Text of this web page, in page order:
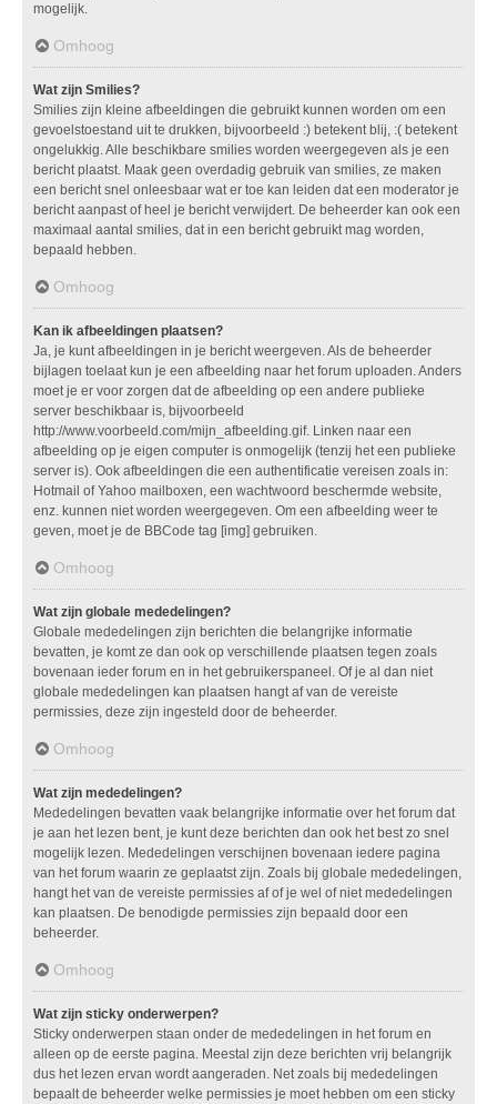
mogelijk.
Omhoog
Wat zijn Smilies?
Smilies zijn kleine afbeeldingen die gebruikt kunnen worden om een
gevoelstoestand uit te drukken, bijvoorbeeld :) betekent blij, :( betekent
ongelukkig. Alle beschikbare smilies worden weergegeven als je een
bericht plaatst. Maak geen overdadig gebruik van smilies, ze maken
een bericht snel onleesbaar wat er toe kan leiden dat een moderator je
bericht aanpast of heel je bericht verwijdert. De beheerder kan ook een
maximaal aantal smilies, dat in een bericht gebruikt mag worden,
bepaald hebben.
Omhoog
Kan ik afbeeldingen plaatsen?
Ja, je kunt afbeeldingen in je bericht weergeven. Als de beheerder
bijlagen toelaat kun je een afbeelding naar het forum uploaden. Anders
moet je er voor zorgen dat de afbeelding op een andere publieke
server beschikbaar is, bijvoorbeeld
http://www.voorbeeld.com/mijn_afbeelding.gif. Linken naar een
afbeelding op je eigen computer is onmogelijk (tenzij het een publieke
server is). Ook afbeeldingen die een authentificatie vereisen zoals in:
Hotmail of Yahoo mailboxen, een wachtwoord beschermde website,
enz. kunnen niet worden weergegeven. Om een afbeelding weer te
geven, moet je de BBCode tag [img] gebruiken.
Omhoog
Wat zijn globale mededelingen?
Globale mededelingen zijn berichten die belangrijke informatie
bevatten, je komt ze dan ook op verschillende plaatsen tegen zoals
bovenaan ieder forum en in het gebruikerspaneel. Of je al dan niet
globale mededelingen kan plaatsen hangt af van de vereiste
permissies, deze zijn ingesteld door de beheerder.
Omhoog
Wat zijn mededelingen?
Mededelingen bevatten vaak belangrijke informatie over het forum dat
je aan het lezen bent, je kunt deze berichten dan ook het best zo snel
mogelijk lezen. Mededelingen verschijnen bovenaan iedere pagina
van het forum waarin ze geplaatst zijn. Zoals bij globale mededelingen,
hangt het van de vereiste permissies af of je wel of niet mededelingen
kan plaatsen. De benodigde permissies zijn bepaald door een
beheerder.
Omhoog
Wat zijn sticky onderwerpen?
Sticky onderwerpen staan onder de mededelingen in het forum en
alleen op de eerste pagina. Meestal zijn deze berichten vrij belangrijk
dus het lezen ervan wordt aangeraden. Net zoals bij mededelingen
bepaalt de beheerder welke permissies je moet hebben om een sticky